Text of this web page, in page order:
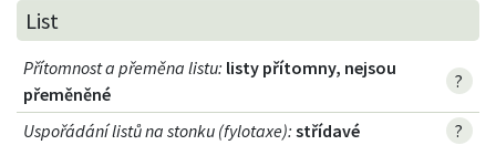
List
Přítomnost a přeměna listu: listy přítomny, nejsou
přeměněné
?
Uspořádání listů na stonku (fylotaxe): střídavé
?